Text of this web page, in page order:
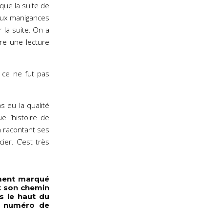
la suite de
manigances
la suite. On a
une lecture
ne fut pas
eu la qualité
l’histoire de
racontant ses
C’est très
marqué
son chemin
le haut du
numéro de